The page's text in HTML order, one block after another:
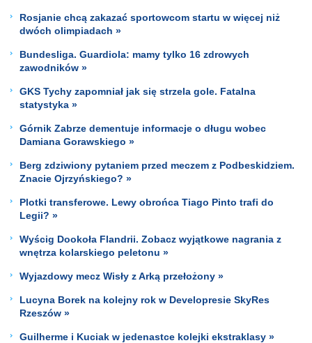
Rosjanie chcą zakazać sportowcom startu w więcej niż
dwóch olimpiadach »
Bundesliga. Guardiola: mamy tylko 16 zdrowych
zawodników »
GKS Tychy zapomniał jak się strzela gole. Fatalna
statystyka »
Górnik Zabrze dementuje informacje o długu wobec
Damiana Gorawskiego »
Berg zdziwiony pytaniem przed meczem z Podbeskidziem.
Znacie Ojrzyńskiego? »
Plotki transferowe. Lewy obrońca Tiago Pinto trafi do
Legii? »
Wyścig Dookoła Flandrii. Zobacz wyjątkowe nagrania z
wnętrza kolarskiego peletonu »
Wyjazdowy mecz Wisły z Arką przełożony »
Lucyna Borek na kolejny rok w Developresie SkyRes
Rzeszów »
Guilherme i Kuciak w jedenastce kolejki ekstraklasy »